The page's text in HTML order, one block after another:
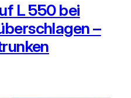
L 550 bei
–